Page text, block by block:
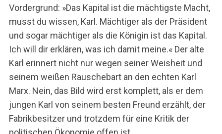
Vordergrund: »Das Kapital ist die mächtigste Macht,
musst du wissen, Karl. Mächtiger als der Präsident
und sogar mächtiger als die Königin ist das Kapital.
Ich will dir erklären, was ich damit meine.« Der alte
Karl erinnert nicht nur wegen seiner Weisheit und
seinem weißen Rauschebart an den echten Karl
Marx. Nein, das Bild wird erst komplett, als er dem
jungen Karl von seinem besten Freund erzählt, der
Fabrikbesitzer und trotzdem für eine Kritik der
S
u
h
e
n
n
c